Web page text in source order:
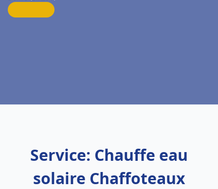
Service: Chauffe eau
solaire Chaffoteaux